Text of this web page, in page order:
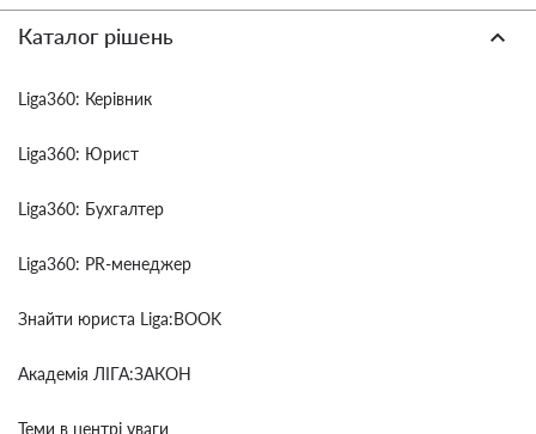
Каталог рішень
Liga360: Керівник
Liga360: Юрист
Liga360: Бухгалтер
Liga360: PR-менеджер
Знайти юриста Liga:BOOK
Академія ЛІГА:ЗАКОН
Теми в центрі уваги